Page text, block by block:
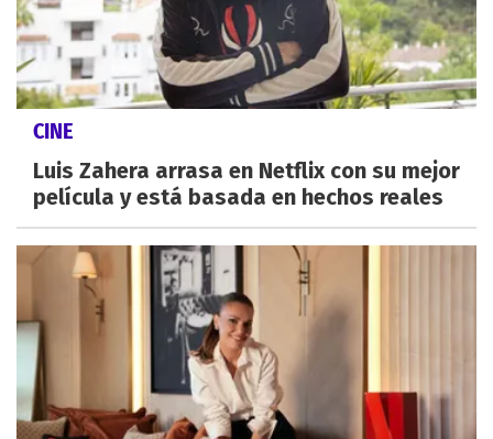
CINE
Luis Zahera arrasa en Netflix con su mejor
película y está basada en hechos reales